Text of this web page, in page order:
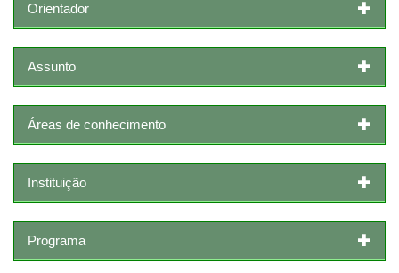
Orientador
Assunto
Áreas de conhecimento
Instituição
Programa